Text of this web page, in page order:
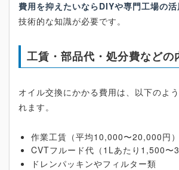
費用を抑えたいならDIYや専門工場の
技術的な知識が必要です。
工賃・部品代・処分費などの
オイル交換にかかる費用は、以下のよ
れます。
作業工賃（平均10,000〜20,000円）
CVTフルード代（1Lあたり1,500〜
ドレンパッキンやフィルター類